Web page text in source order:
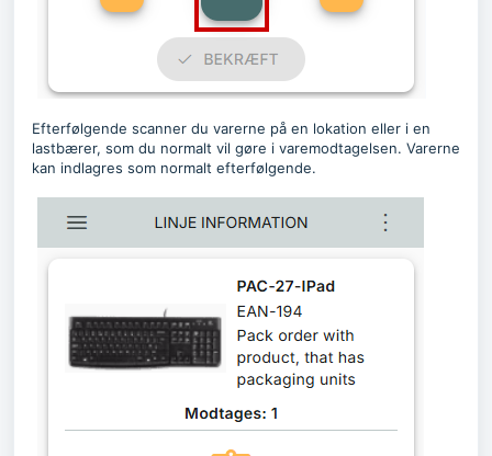
Efterfølgende scanner du varerne på en lokation eller i en
lastbærer, som du normalt vil gøre i varemodtagelsen. Varerne
kan indlagres som normalt efterfølgende.